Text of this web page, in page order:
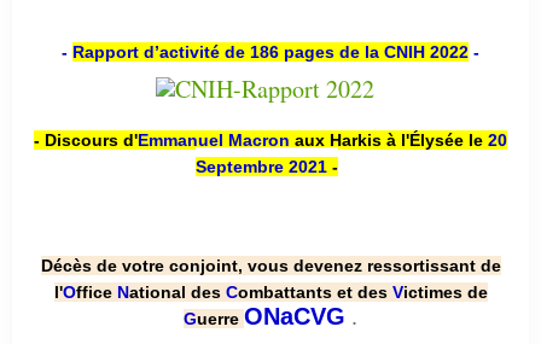
- Rapport d’activité de 186 pages de la CNIH 2022 -
- Discours d'Emmanuel Macron aux Harkis à l'Élysée le 20
Septembre 2021 -
Décès de votre conjoint, vous devenez ressortissant de
l'Office National des Combattants et des Victimes de
Guerre ONaCVG .